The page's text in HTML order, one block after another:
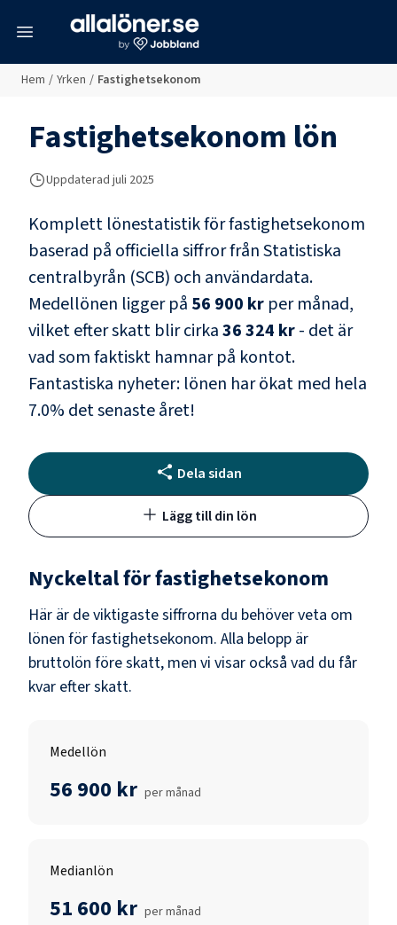
Hem / Yrken / Fastighetsekonom
Fastighetsekonom lön
Uppdaterad juli 2025
Komplett lönestatistik förfastighetsekonom
baserad på officiella siffror från Statistiska
centralbyrån (SCB) och användardata.
Medellönen ligger på 56 900 kr per månad,
vilket efter skatt blir cirka36 324 kr- det är
vad som faktiskt hamnar på kontot.
Fantastiska nyheter: lönen har ökat med hela
7.0% det senaste året!
Dela sidan
Lägg till din lön
Nyckeltal förfastighetsekonom
Här är de viktigaste siffrorna du behöver veta om
lönen förfastighetsekonom. Alla belopp är
bruttolön före skatt, men vi visar också vad du får
kvar efter skatt.
Medellön
56 900 kr per månad
Medianlön
51 600 kr per månad